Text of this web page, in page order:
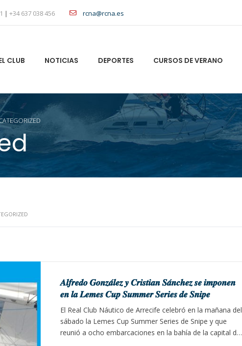
| +34 637 038 456 rcna@rcna.es
CLUB NOTICIAS DEPORTES CURSOS DE VERANO
𝑨𝒍𝒇𝒓𝒆𝒅𝒐 𝑮𝒐𝒏𝒛𝒂́𝒍𝒆𝒛 𝒚 𝑪𝒓𝒊𝒔𝒕𝒊𝒂𝒏 𝑺𝒂́𝒏𝒄𝒉𝒆𝒛 𝒔𝒆 𝒊𝒎𝒑𝒐𝒏𝒆𝒏
𝒆𝒏 𝒍𝒂 𝑳𝒆𝒎𝒆𝒔 𝑪𝒖𝒑 𝑺𝒖𝒎𝒎𝒆𝒓 𝑺𝒆𝒓𝒊𝒆𝒔 𝒅𝒆 𝑺𝒏𝒊𝒑𝒆
El Real Club Náutico de Arrecife celebró en la mañana del
sábado la Lemes Cup Summer Series de Snipe y que
reunió a ocho embarcaciones en la bahía de la capital de